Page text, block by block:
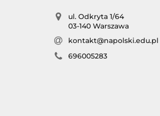
ul. Odkryta 1/64
03-140 Warszawa
kontakt@napolski.edu.pl
696005283